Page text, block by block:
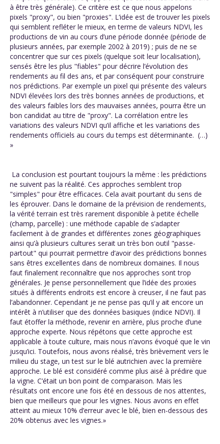
à être très générale). Ce critère est ce que nous appelons
pixels "proxy", ou bien "proxies". L’idée est de trouver les pixels
qui semblent refléter le mieux, en terme de valeurs NDVI, les
productions de vin au cours d’une période donnée (période de
plusieurs années, par exemple 2002 à 2019) ; puis de ne se
concentrer que sur ces pixels (quelque soit leur localisation),
sensés être les plus "fiables" pour décrire l’évolution des
rendements au fil des ans, et par conséquent pour construire
nos prédictions. Par exemple un pixel qui présente des valeurs
NDVI élevées lors des très bonnes années de productions, et
des valeurs faibles lors des mauvaises années, pourra être un
bon candidat au titre de "proxy". La corrélation entre les
variations des valeurs NDVI qu’il affiche et les variations des
rendements officiels au cours du temps est déterminante. (…)
»
La conclusion est pourtant toujours la même : les prédictions
ne suivent pas la réalité. Ces approches semblent trop
"simples" pour être efficaces. Cela avait pourtant du sens de
les éprouver. Dans le domaine de la prévision de rendements,
la vérité terrain est très rarement disponible à petite échelle
(champ, parcelle) : une méthode capable de s’adapter
facilement à de grandes et différentes zones géographiques
ainsi qu’à plusieurs cultures serait un très bon outil "passe-
partout" qui pourrait permettre d’avoir des prédictions bonnes
sans êtres excellentes dans de nombreux domaines. Il nous
faut finalement reconnaître que nos approches sont trop
générales. Je pense personnellement que l’idée des proxies
situés à différents endroits est encore à creuser, il ne faut pas
l’abandonner. Cependant je ne pense pas qu’il y ait encore un
intérêt à n’utiliser que des données basiques (indice NDVI). Il
faut étoffer la méthode, revenir en arrière, plus proche d’une
approche experte. Nous répétons que cette approche est
applicable à toute culture, mais nous n’avons évoqué que le vin
jusqu’ici. Toutefois, nous avons réalisé, très brièvement vers le
milieu du stage, un test sur le blé autrichien avec la première
approche. Le blé est considéré comme plus aisé à prédire que
la vigne. C’était un bon point de comparaison. Mais les
résultats ont encore une fois été en dessous de nos attentes,
bien que meilleurs que pour les vignes. Nous avons en effet
atteint au mieux 10% d’erreur avec le blé, bien en-dessous des
20% obtenus avec les vignes.»